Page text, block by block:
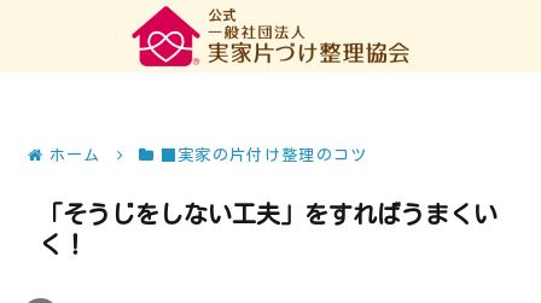
ホーム ■実家の片付け整理のコツ
「そうじをしない工夫」をすればうまくい
く！